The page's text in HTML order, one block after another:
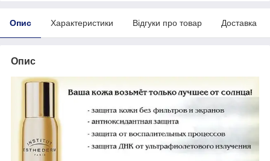
Опис Характеристики Відгуки про товар Доставка
Опис